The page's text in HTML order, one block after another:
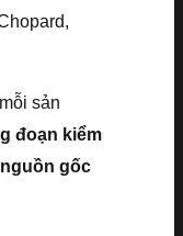
sản
đoạn kiểm
gốc